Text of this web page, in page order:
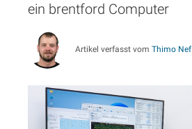
ein brentford Computer
Artikel verfasst vom Thimo Nef